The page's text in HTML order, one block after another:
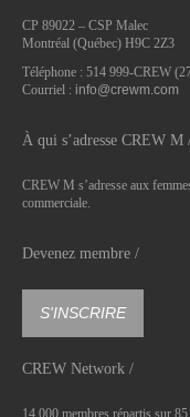
CP 89022 – CSP Malec
Montréal (Québec) H9C 2Z3
Téléphone : 514 999-CREW
Courriel : info@crewm.com
À qui s’adresse CREW M
CREW M s’adresse aux
commerciale.
Devenez membre /
S'INSCRIRE
CREW Network /
14 000 membres répartis sur